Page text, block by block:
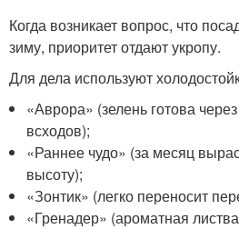
Когда возникает вопрос, что
зиму, приоритет отдают укропу.
Для дела используют
«Аврора» (зелень готова
всходов);
«Раннее чудо» (за месяц
высоту);
«Зонтик» (легко переносит
«Гренадер» (ароматная